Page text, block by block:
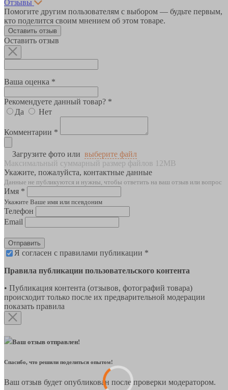
Отзывы
Помогите другим пользователям с выбором — будьте первым,
кто поделится своим мнением об этом товаре.
Оставить отзыв
Оставить отзыв
Ваша оценка *
Рекомендуете данный товар? *
Да
Нет
Комментарии *
Загрузите фото или выберите файл
Максимальный суммарный размер файлов 12MB
Укажите, пожалуйста, контактные данные
Данные не публикуются и нужны, чтобы ответить на ваш отзыв или вопрос
Имя *
Укажите Ваше имя или псевдоним
Телефон
Email
Отправить
Я согласен с правилами публикации *
Правила публикации пользовательского контента
• Публикация контента (отзывов, фотографий товара)
происходит только после их предварительной модерации
показать правила
Ваш отзыв отправлен!
Спасибо, что решили поделиться опытом!
Ваш отзыв будет опубликован после проверки модератором.